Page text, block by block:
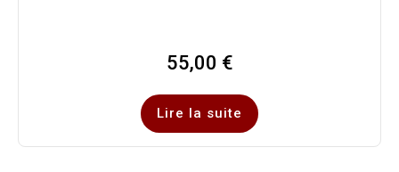
55,00 €
Lire la suite